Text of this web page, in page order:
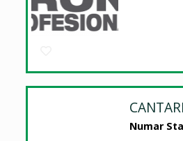
Numar